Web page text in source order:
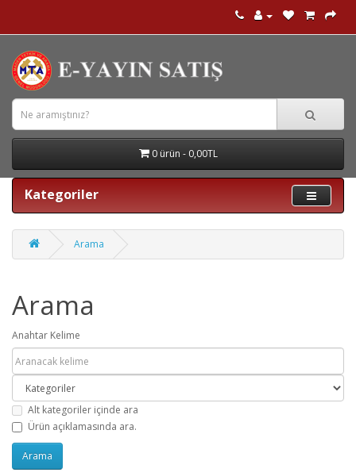
0 ürün - 0,00TL
Kategoriler
Arama
Arama
Anahtar Kelime
Alt kategoriler içinde ara
Ürün açıklamasında ara.